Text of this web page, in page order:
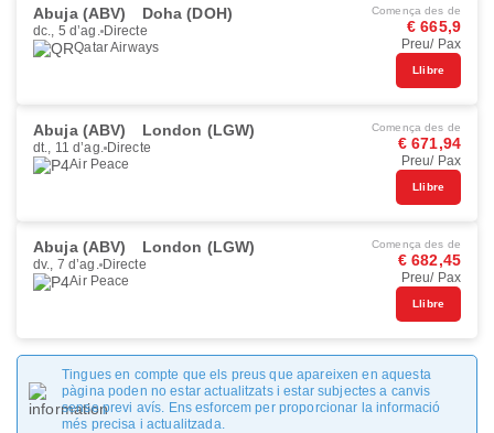
Abuja (ABV) Doha (DOH)
dc., 5 d’ag. Directe
Qatar Airways
Comença des de
€ 665,9
Preu/ Pax
Llibre
Abuja (ABV) London (LGW)
dt., 11 d’ag. Directe
Air Peace
Comença des de
€ 671,94
Preu/ Pax
Llibre
Abuja (ABV) London (LGW)
dv., 7 d’ag. Directe
Air Peace
Comença des de
€ 682,45
Preu/ Pax
Llibre
Tingues en compte que els preus que apareixen en aquesta
pàgina poden no estar actualitzats i estar subjectes a canvis
sense previ avís. Ens esforcem per proporcionar la informació
més precisa i actualitzada.